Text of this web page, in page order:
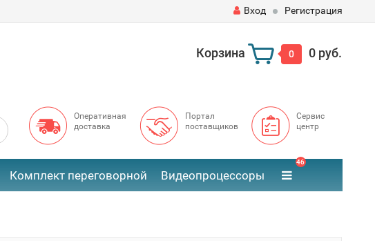
Вход Регистрация
Корзина 0 0 руб.
Оперативная
доставка
Портал
поставщиков
Сервис
центр
Комплект переговорной Видеопроцессоры
46